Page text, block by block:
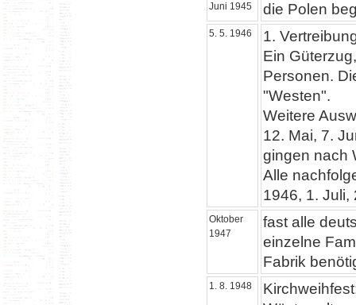
Juni 1945 die Polen
5. 5. 1946
1.
Ein
Personen.
"Westen".
Weitere
12. Mai, 7.
gingen nach
Alle
1946, 1. Juli,
Oktober
1947
fast alle
einzelne
Fabrik
1. 8. 1948